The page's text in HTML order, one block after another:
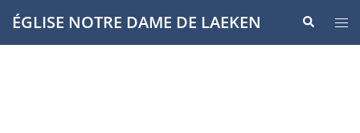
Aller
auÉGLISE NOTRE DAME DE LAEKEN
le